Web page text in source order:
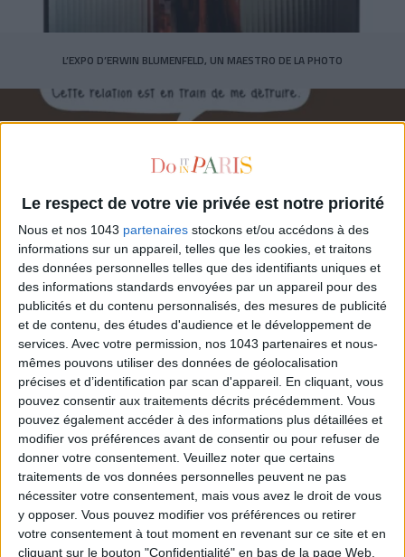
Le respect de votre vie privée est notre priorité
Nous et nos 1043 partenaires stockons et/ou accédons à des
informations sur un appareil, telles que les cookies, et traitons
des données personnelles telles que des identifiants uniques et
des informations standards envoyées par un appareil pour des
publicités et du contenu personnalisés, des mesures de publicité
et de contenu, des études d'audience et le développement de
services. Avec votre permission, nos 1043 partenaires et nous-
mêmes pouvons utiliser des données de géolocalisation
précises et d’identification par scan d'appareil. En cliquant, vous
pouvez consentir aux traitements décrits précédemment. Vous
pouvez également accéder à des informations plus détaillées et
modifier vos préférences avant de consentir ou pour refuser de
donner votre consentement. Veuillez noter que certains
traitements de vos données personnelles peuvent ne pas
nécessiter votre consentement, mais vous avez le droit de vous
y opposer. Vous pouvez modifier vos préférences ou retirer
votre consentement à tout moment en revenant sur ce site et en
cliquant sur le bouton "Confidentialité" en bas de la page Web.
L’EXPO D’ERWIN BLUMENFELD, UN MAESTRO DE LA PHOTO
UNE EXPO TRÈS VACHE !